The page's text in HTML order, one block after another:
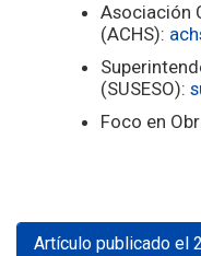
Asociación
(ACHS):
(SUSESO):
Foco en
Artículo publicado el